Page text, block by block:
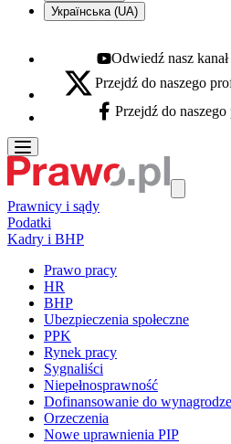
Українська (UA)
Youtube - otwiera się w nowej
Odwiedź nasz
X - otwiera się w nowej karcie
Przejdź do naszego
Facebook - otwiera się w
Przejdź do
Prawnicy i sądy
Podatki
Kadry i BHP
Prawo pracy
HR
BHP
Ubezpieczenia społeczne
PPK
Rynek pracy
Sygnaliści
Niepełnosprawność
Dofinansowanie do
Orzeczenia
Nowe uprawnienia PIP